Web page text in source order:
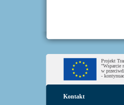
Projekt
"Wsparcie
w
-
Kontakt